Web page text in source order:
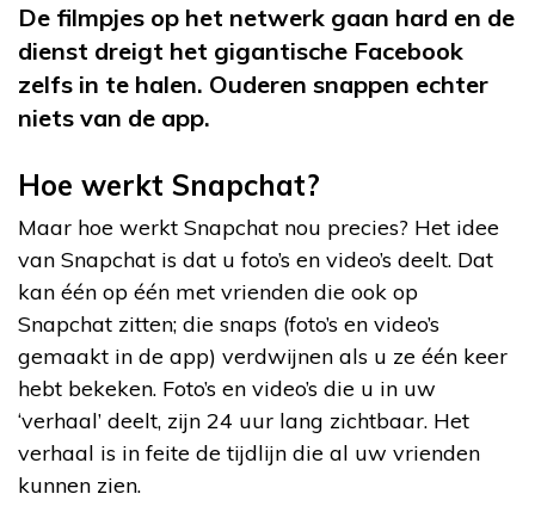
De filmpjes op het netwerk gaan hard en de
dienst dreigt het gigantische Facebook
zelfs in te halen. Ouderen snappen echter
niets van de app.
Hoe werkt Snapchat?
Maar hoe werkt Snapchat nou precies? Het idee
van Snapchat is dat u foto’s en video’s deelt. Dat
kan één op één met vrienden die ook op
Snapchat zitten; die snaps (foto’s en video’s
gemaakt in de app) verdwijnen als u ze één keer
hebt bekeken. Foto’s en video’s die u in uw
‘verhaal’ deelt, zijn 24 uur lang zichtbaar. Het
verhaal is in feite de tijdlijn die al uw vrienden
kunnen zien.